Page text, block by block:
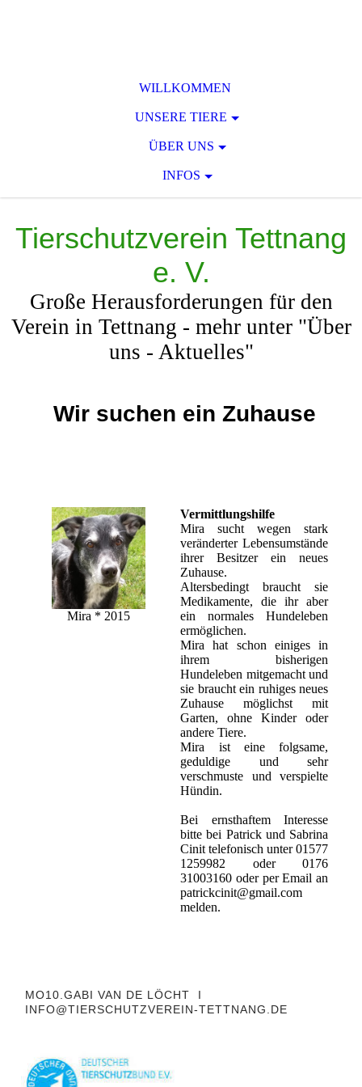
WILLKOMMEN
UNSERE TIERE
ÜBER UNS
INFOS
Tierschutzverein Tettnang
e. V.
Große Herausforderungen für den
Verein in Tettnang - mehr unter "Über
uns - Aktuelles"
Wir suchen ein Zuhause
Mira * 2015
Vermittlungshilfe
Mira sucht wegen stark
veränderter Lebensumstände
ihrer Besitzer ein neues
Zuhause.
Altersbedingt braucht sie
Medikamente, die ihr aber
ein normales Hundeleben
ermöglichen.
Mira hat schon einiges in
ihrem bisherigen
Hundeleben mitgemacht und
sie braucht ein ruhiges neues
Zuhause möglichst mit
Garten, ohne Kinder oder
andere Tiere.
Mira ist eine folgsame,
geduldige und sehr
verschmuste und verspielte
Hündin.
Bei ernsthaftem Interesse
bitte bei Patrick und Sabrina
Cinit telefonisch unter 01577
1259982 oder 0176
31003160 oder per Email an
patrickcinit@gmail.com
melden.
MO10.GABI VAN DE LÖCHT I
INFO@TIERSCHUTZVEREIN-TETTNANG.DE